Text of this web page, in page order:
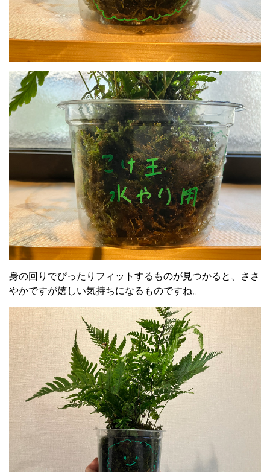
身の回りでぴったりフィットするものが見つかると、ささ
やかですが嬉しい気持ちになるものですね。